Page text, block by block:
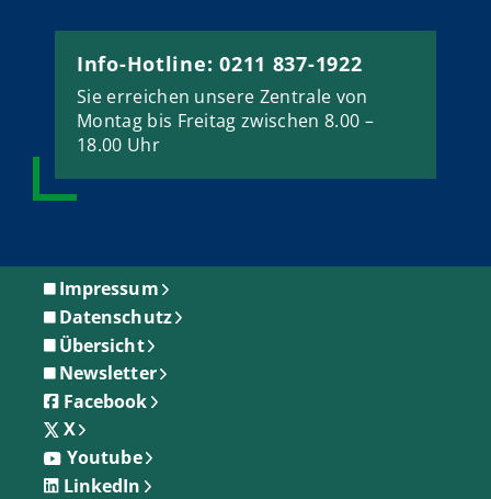
Info-Hotline: 0211 837-1922
Sie erreichen unsere Zentrale von
Montag bis Freitag zwischen 8.00 –
18.00 Uhr
Impressum
Datenschutz
Übersicht
Newsletter
Facebook
X
Youtube
LinkedIn